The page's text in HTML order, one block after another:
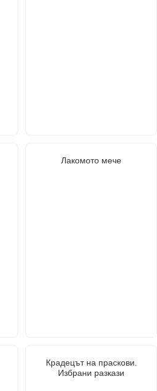
Лакомото мече
Крадецът на праскови.
Избрани разкази